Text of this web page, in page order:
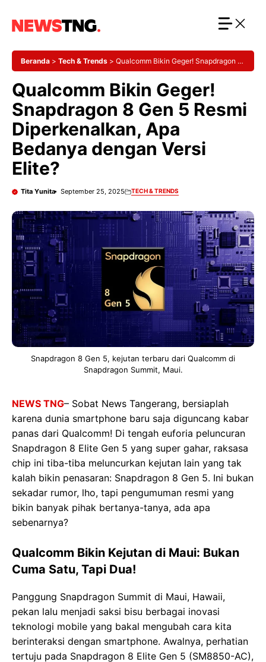
Beranda > Tech & Trends > Qualcomm Bikin Geger! Snapdragon 8
Qualcomm Bikin Geger!
Snapdragon 8 Gen 5 Resmi
Diperkenalkan, Apa
Bedanya dengan Versi
Elite?
Tita Yunita September 25, 2025 TECH & TRENDS
Snapdragon 8 Gen 5, kejutan terbaru dari Qualcomm di
Snapdragon Summit, Maui.
NEWS TNG– Sobat News Tangerang, bersiaplah
karena dunia smartphone baru saja diguncang kabar
panas dari Qualcomm! Di tengah euforia peluncuran
Snapdragon 8 Elite Gen 5 yang super gahar, raksasa
chip ini tiba-tiba meluncurkan kejutan lain yang tak
kalah bikin penasaran: Snapdragon 8 Gen 5. Ini bukan
sekadar rumor, lho, tapi pengumuman resmi yang
bikin banyak pihak bertanya-tanya, ada apa
sebenarnya?
Qualcomm Bikin Kejutan di Maui: Bukan
Cuma Satu, Tapi Dua!
Panggung Snapdragon Summit di Maui, Hawaii,
pekan lalu menjadi saksi bisu berbagai inovasi
teknologi mobile yang bakal mengubah cara kita
berinteraksi dengan smartphone. Awalnya, perhatian
tertuju pada Snapdragon 8 Elite Gen 5 (SM8850-AC),